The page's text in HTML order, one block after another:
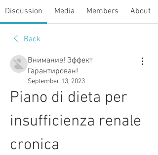
Discussion Media Members About
Back
Внимание! Эффект
Гарантирован!
September 13, 2023
Piano di dieta per
insufficienza renale
cronica